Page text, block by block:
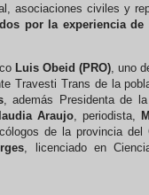
asociaciones civiles y
por la experiencia
Luis Obeid (PRO) , uno
Travesti Trans de la
, además Presidenta de la
Araujo, periodista,
de la provincia
, licenciado en